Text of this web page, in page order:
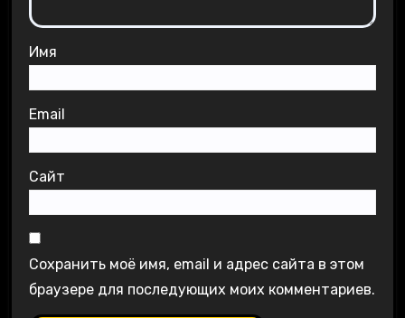
Имя
Email
Сайт
Сохранить моё имя, email и адрес сайта в этом
браузере для последующих моих комментариев.